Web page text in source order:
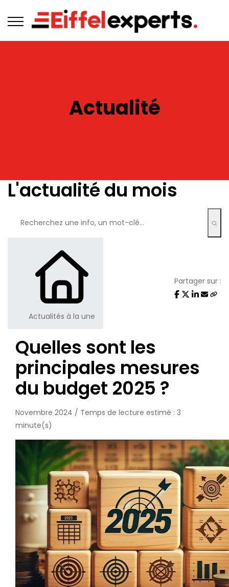
Actualité
L'actualité du mois
Actualités à la une
Partager sur :
Quelles sont les
principales mesures
du budget 2025 ?
Novembre 2024 / Temps de lecture estimé : 3
minute(s)